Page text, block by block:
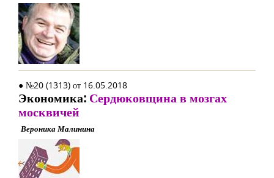
● №20 (1313) от 16.05.2018
Экономика: Сердюковщина в мозгах
москвичей
Вероника Малинина